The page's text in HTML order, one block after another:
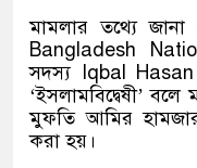
মামলার তথ্যে জানা
Bangladesh
সদস্য
Iqbal
‘ইসলামবিদ্বেষী’
মুফতি আমির হামজার
করা হয়।